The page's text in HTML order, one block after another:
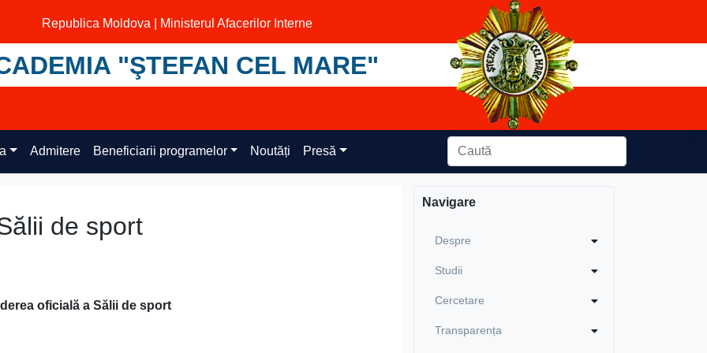
Republica Moldova | Ministerul Afacerilor Interne
"ŞTEFAN CEL MARE"
Admitere Beneficiarii programelor Noutăți Presă
de sport
oficială a Sălii de sport
Navigare
Despre
Studii
Cercetare
Transparența